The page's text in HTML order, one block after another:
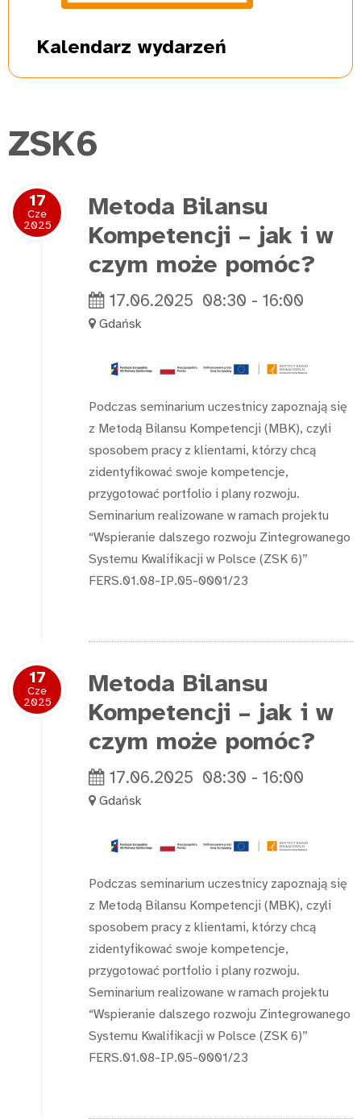
Kalendarz wydarzeń
ZSK6
17
Cze
2025
Metoda Bilansu
Kompetencji – jak i w
czym może pomóc?
17.06.2025 08:30 - 16:00
Gdańsk
Podczas seminarium uczestnicy zapoznają się
z Metodą Bilansu Kompetencji (MBK), czyli
sposobem pracy z klientami, którzy chcą
zidentyfikować swoje kompetencje,
przygotować portfolio i plany rozwoju.
Seminarium realizowane w ramach projektu
“Wspieranie dalszego rozwoju Zintegrowanego
Systemu Kwalifikacji w Polsce (ZSK 6)”
FERS.01.08-IP.05-0001/23
17
Cze
2025
Metoda Bilansu
Kompetencji – jak i w
czym może pomóc?
17.06.2025 08:30 - 16:00
Gdańsk
Podczas seminarium uczestnicy zapoznają się
z Metodą Bilansu Kompetencji (MBK), czyli
sposobem pracy z klientami, którzy chcą
zidentyfikować swoje kompetencje,
przygotować portfolio i plany rozwoju.
Seminarium realizowane w ramach projektu
“Wspieranie dalszego rozwoju Zintegrowanego
Systemu Kwalifikacji w Polsce (ZSK 6)”
FERS.01.08-IP.05-0001/23